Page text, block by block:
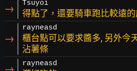
→ Tsuyoi
得點了，還要騎車跑比較遠
→
rayneasd
櫃台點可以要求醬多, 另外今
沾薯條
rayneasd